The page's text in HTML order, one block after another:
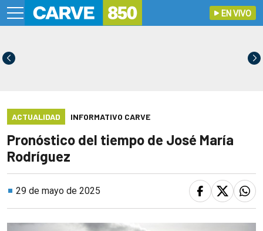
EN VIVO
ACTUALIDAD INFORMATIVO CARVE
Pronóstico del tiempo de José María
Rodríguez
29 de mayo de 2025